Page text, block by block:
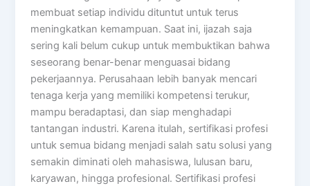
membuat setiap individu dituntut untuk terus
meningkatkan kemampuan. Saat ini, ijazah saja
sering kali belum cukup untuk membuktikan bahwa
seseorang benar-benar menguasai bidang
pekerjaannya. Perusahaan lebih banyak mencari
tenaga kerja yang memiliki kompetensi terukur,
mampu beradaptasi, dan siap menghadapi
tantangan industri. Karena itulah, sertifikasi profesi
untuk semua bidang menjadi salah satu solusi yang
semakin diminati oleh mahasiswa, lulusan baru,
karyawan, hingga profesional. Sertifikasi profesi